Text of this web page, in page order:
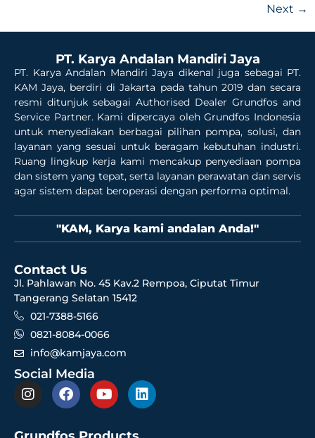
Next →
PT. Karya Andalan Mandiri Jaya
PT. Karya Andalan Mandiri Jaya dikenal juga sebagai PT.
KAM Jaya, berdiri di Jakarta pada tahun 2019 dan secara
resmi ditunjuk sebagai Authorised Dealer Grundfos and
Service Partner. Kami dipercaya oleh Grundfos Indonesia
untuk menyediakan berbagai pilihan pompa, solusi, dan
layanan yang sesuai untuk beragam kebutuhan industri.
Ruang lingkup kerja kami mencakup penyediaan pompa
dan sistem yang tepat, serta layanan perawatan dan servis
agar sistem dapat beroperasi dengan performa optimal.
"KAM, Karya kami andalan Anda!"
Contact Us
Jl. Pahlawan No. 45 Kav.2 Rempoa, Ciputat Timur
Tangerang Selatan 15412
021-7388-5166
0821-8084-0066
info@kamjaya.com
Social Media